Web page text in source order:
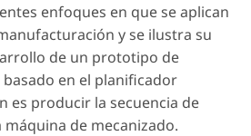
enfoques en que se aplican
y se ilustra su
de un prototipo de
en el planificador
es producir la secuencia de
de mecanizado.